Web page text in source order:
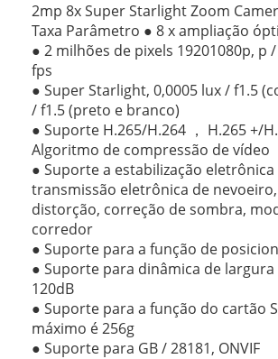
2mp 8x Super Starlight Zoom
Taxa Parâmetro ● 8 x ampliação
● 2 milhões de pixels 19201080p, p
fps
● Super Starlight, 0,0005 lux / f1.5
/ f1.5 (preto e branco)
● Suporte H.265/H.264 ， H.265 +/
Algoritmo de compressão de vídeo
● Suporte a estabilização eletrônica
transmissão eletrônica de
distorção, correção de sombra,
corredor
● Suporte para a função de
● Suporte para dinâmica de
120dB
● Suporte para a função do cartão
máximo é 256g
● Suporte para GB / 28181, ONVIF